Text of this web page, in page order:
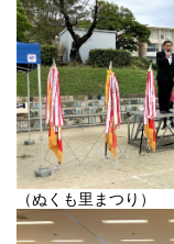
（ぬくも里まつり）